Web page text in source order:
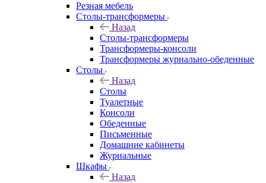
Резная мебель
Столы-трансформеры
Назад
Столы-трансформеры
Трансформеры-консоли
Трансформеры журнально-обеденные
Столы
Назад
Столы
Туалетные
Консоли
Обеденные
Письменные
Домашние кабинеты
Журнальные
Шкафы
Назад